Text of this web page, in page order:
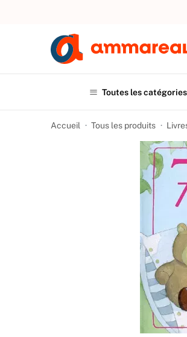
Toutes les catégories
Accueil Tous les produits